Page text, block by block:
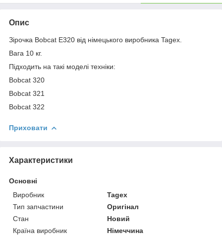
Опис
Зірочка Bobcat E320 від німецького виробника Tagex.
Вага 10 кг.
Підходить на такі моделі техніки:
Bobcat 320
Bobcat 321
Bobcat 322
Приховати
Характеристики
Основні
Виробник
Tagex
Тип запчастини
Оригінал
Стан
Новий
Країна виробник
Німеччина